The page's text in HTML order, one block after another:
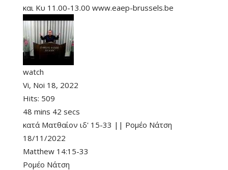
και Κυ 11.00-13.00 www.eaep-brussels.be
watch
Vi, Noi 18, 2022
Hits: 509
48 mins 42 secs
κατά Ματθαίον ιδ' 15-33 || Ρομέο Νάτση
18/11/2022
Matthew 14:15-33
Ρομέο Νάτση